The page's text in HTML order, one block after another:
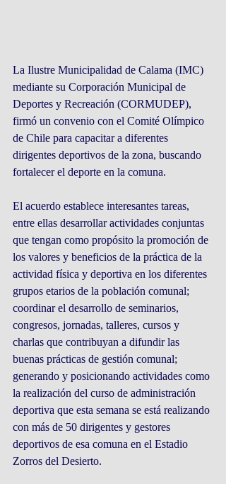
La Ilustre Municipalidad de Calama (IMC)
mediante su Corporación Municipal de
Deportes y Recreación (CORMUDEP),
firmó un convenio con el Comité Olímpico
de Chile para capacitar a diferentes
dirigentes deportivos de la zona, buscando
fortalecer el deporte en la comuna.
El acuerdo establece interesantes tareas,
entre ellas desarrollar actividades conjuntas
que tengan como propósito la promoción de
los valores y beneficios de la práctica de la
actividad física y deportiva en los diferentes
grupos etarios de la población comunal;
coordinar el desarrollo de seminarios,
congresos, jornadas, talleres, cursos y
charlas que contribuyan a difundir las
buenas prácticas de gestión comunal;
generando y posicionando actividades como
la realización del curso de administración
deportiva que esta semana se está realizando
con más de 50 dirigentes y gestores
deportivos de esa comuna en el Estadio
Zorros del Desierto.